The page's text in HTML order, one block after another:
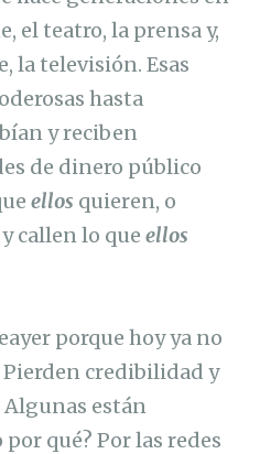
el teatro, la prensa y,
la televisión. Esas
hasta
y reciben
de dinero público
ellos quieren, o
callen lo queellos
porque hoy ya no
Pierden credibilidad y
Algunas están
por qué? Por las redes